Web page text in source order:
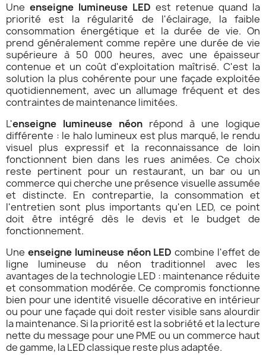
Une enseigne lumineuse LED est retenue quand la
priorité est la régularité de l'éclairage, la faible
consommation énergétique et la durée de vie. On
prend généralement comme repère une durée de vie
supérieure à 50 000 heures, avec une épaisseur
contenue et un coût d'exploitation maîtrisé. C'est la
solution la plus cohérente pour une façade exploitée
quotidiennement, avec un allumage fréquent et des
contraintes de maintenance limitées.
L'enseigne lumineuse néon répond à une logique
différente : le halo lumineux est plus marqué, le rendu
visuel plus expressif et la reconnaissance de loin
fonctionnent bien dans les rues animées. Ce choix
reste pertinent pour un restaurant, un bar ou un
commerce qui cherche une présence visuelle assumée
et distincte. En contrepartie, la consommation et
l'entretien sont plus importants qu'en LED, ce point
doit être intégré dès le devis et le budget de
fonctionnement.
Une enseigne lumineuse néon LED combine l'effet de
ligne lumineuse du néon traditionnel avec les
avantages de la technologie LED : maintenance réduite
et consommation modérée. Ce compromis fonctionne
bien pour une identité visuelle décorative en intérieur
ou pour une façade qui doit rester visible sans alourdir
la maintenance. Si la priorité est la sobriété et la lecture
nette du message pour une PME ou un commerce haut
de gamme, la LED classique reste plus adaptée.